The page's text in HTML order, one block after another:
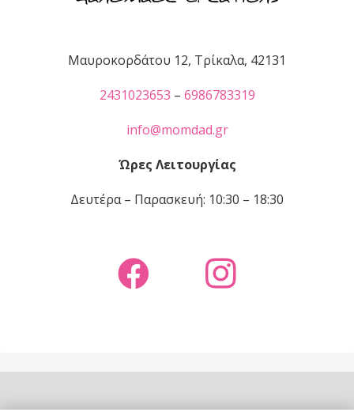
Μαυροκορδάτου 12, Τρίκαλα, 42131
2431023653 – 6986783319
info@momdad.gr
Ώρες Λειτουργίας
Δευτέρα – Παρασκευή: 10:30 – 18:30